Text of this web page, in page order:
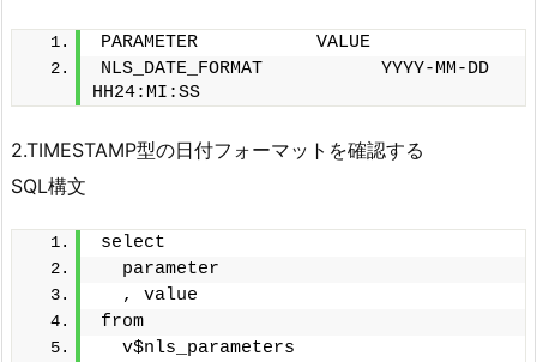
PARAMETER      　　　VALUE
NLS_DATE_FORMAT           YYYY-MM-DD
HH24:MI:SS
2.TIMESTAMP型の日付フォーマットを確認する
SQL構文
select
  parameter
  , value
from
  v$nls_parameters